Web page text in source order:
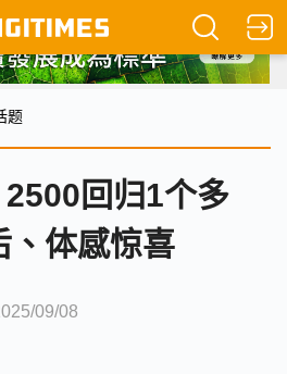
题
回归1个多
体感惊喜
09/08